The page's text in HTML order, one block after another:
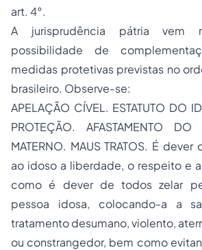
art. 4°.
A jurisprudência pátria vem
possibilidade de
medidas protetivas previstas no
brasileiro. Observe-se:
APELAÇÃO CÍVEL. ESTATUTO DO
PROTEÇÃO. AFASTAMENTO
MATERNO. MAUS TRATOS. É
ao idoso a liberdade, o respeito e
como é dever de todos zelar
pessoa idosa, colocando-a a
tratamento desumano, violento,
ou constrangedor, bem como